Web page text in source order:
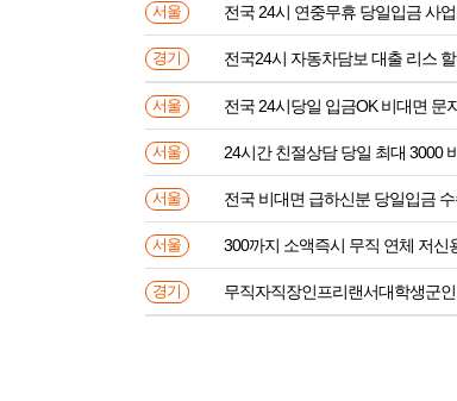
서울 전국 24시 연중무휴 당일입금 사
경기 전국24시 자동차담보 대출 리스
서울 전국 24시당일 입금OK 비대면 문
서울 24시간 친절상담 당일 최대 3000
서울
서울 300까지 소액즉시 무직 연체 저신
경기